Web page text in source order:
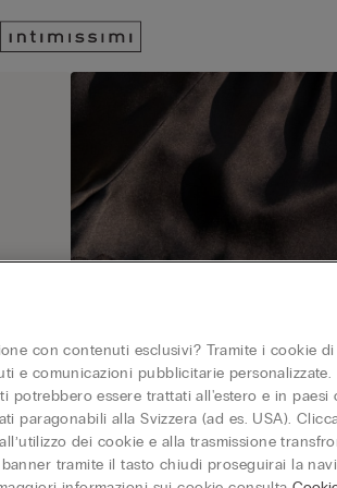
con contenuti esclusivi? Tramite i cookie di
e comunicazioni pubblicitarie personalizzate.
potrebbero essere trattati all'estero e in paesi
paragonabili alla Svizzera (ad es. USA).
dei cookie e alla trasmissione
tramite il tasto chiudi proseguirai la